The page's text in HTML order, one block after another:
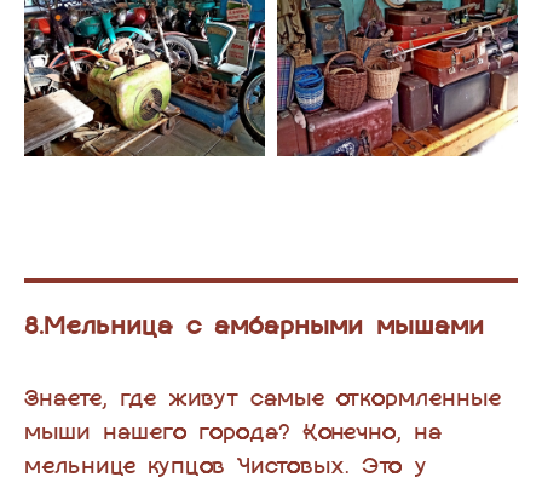
8.Мельница с амбарными мышами
Знаете, где живут самые откормленные
мыши нашего города? Конечно, на
мельнице купцов Чистовых. Это у